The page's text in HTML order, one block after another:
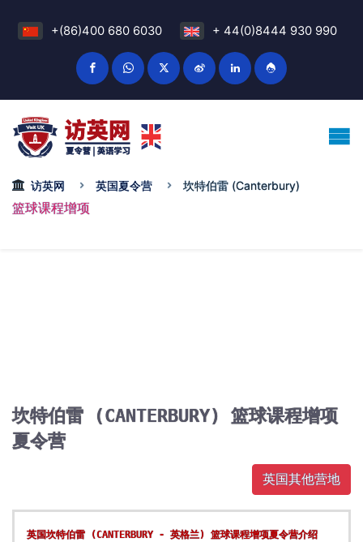
+(86)400 680 6030 + 44(0)8444 930 990
访英网 英国夏令营 坎特伯雷 (Canterbury)
篮球课程增项
坎特伯雷 (CANTERBURY) 篮球课程增项
夏令营
英国其他营地
英国坎特伯雷 (CANTERBURY - 英格兰) 篮球课程增项夏令营介绍